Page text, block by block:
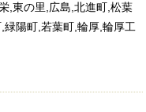
,東の里,広島,北進町,松葉
陽町,若葉町,輪厚,輪厚工